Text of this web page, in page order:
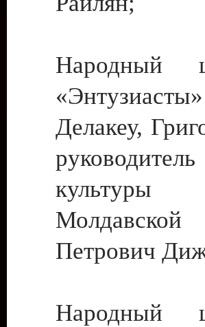
Народный
Делакеу,
культуры
Петрович
Народный